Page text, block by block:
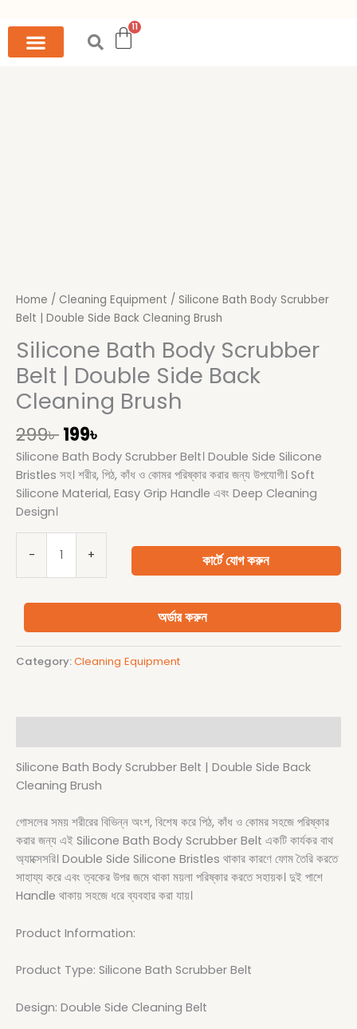
to
content
Home / Cleaning Equipment / Silicone Bath Body Scrubber
Belt | Double Side Back Cleaning Brush
Silicone Bath Body Scrubber
Belt | Double Side Back
Cleaning Brush
299৳199৳
Silicone Bath Body Scrubber Belt। Double Side Silicone
Bristles সহ। শরীর, পিঠ, কাঁধ ও কোমর পরিষ্কার করার জন্য উপযোগী। Soft
Silicone Material, Easy Grip Handle এবং Deep Cleaning
Design।
-
quantity
+ কার্টে যোগ করুন
অর্ডার করুন
Category:Cleaning Equipment
Silicone Bath Body Scrubber Belt | Double Side Back
Cleaning Brush
গোসলের সময় শরীরের বিভিন্ন অংশ, বিশেষ করে পিঠ, কাঁধ ও কোমর সহজে পরিষ্কার
করার জন্য এই Silicone Bath Body Scrubber Belt একটি কার্যকর বাথ
অ্যাক্সেসরি। Double Side Silicone Bristles থাকার কারণে ফোম তৈরি করতে
সাহায্য করে এবং ত্বকের উপর জমে থাকা ময়লা পরিষ্কার করতে সহায়ক। দুই পাশে
Handle থাকায় সহজে ধরে ব্যবহার করা যায়।
Product Information:
Product Type: Silicone Bath Scrubber Belt
Design: Double Side Cleaning Belt